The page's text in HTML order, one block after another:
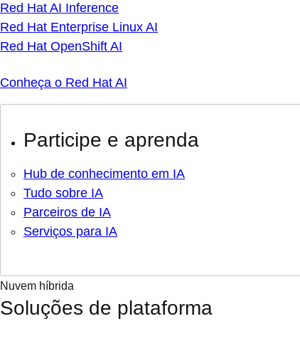
Red Hat AI Inference
Red Hat Enterprise Linux AI
Red Hat OpenShift AI
Conheça o Red Hat AI
Participe e aprenda
Hub de conhecimento em IA
Tudo sobre IA
Parceiros de IA
Serviços para IA
Nuvem híbrida
Soluções de plataforma